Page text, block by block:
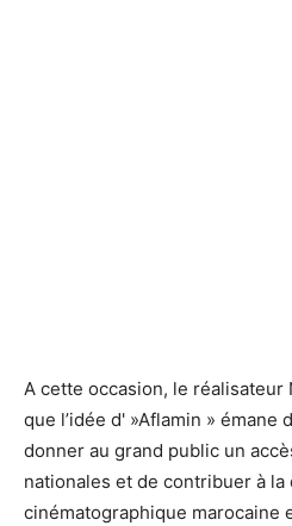
A cette occasion, le réalisateur
que l’idée d' »Aflamin » émane
donner au grand public un
nationales et de contribuer à la
cinématographique marocaine